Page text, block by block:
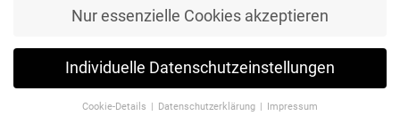
Unternehmenszahlen. Für 2024 wird ein Umsatzplus um 5
größtenteils gehen diese Zuwächse aber auf Preisanstiege
Nur essenzielle Cookies akzeptieren
Individuelle Datenschutzeinstellungen
Cookie-Details Datenschutzerklärung Impressum